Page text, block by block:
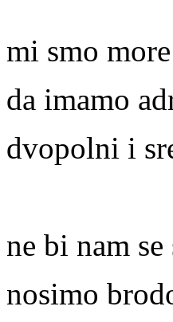
mi smo
da imamo
dvopolni i
ne bi nam
nosimo